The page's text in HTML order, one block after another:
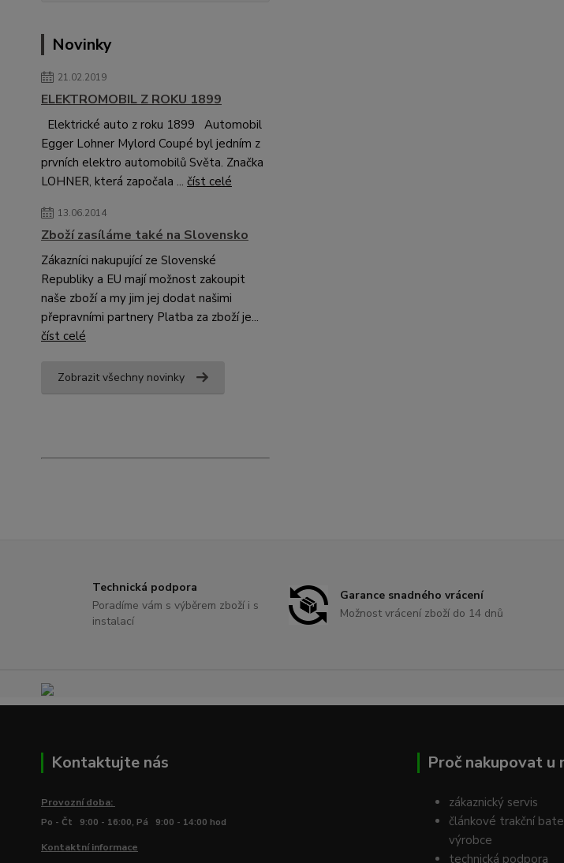
Novinky
21.02.2019
ELEKTROMOBIL Z ROKU 1899
Elektrické auto z roku 1899 Automobil
Egger Lohner Mylord Coupé byl jedním z
prvních elektro automobilů Světa. Značka
LOHNER, která započala ... číst celé
13.06.2014
Zboží zasíláme také na Slovensko
Zákazníci nakupující ze Slovenské
Republiky a EU mají možnost zakoupit
naše zboží a my jim jej dodat našimi
přepravními partnery Platba za zboží je...
číst celé
Zobrazit všechny novinky
Technická podpora
Poradíme vám s výběrem zboží i s
instalací
Garance snadného vrácení
Možnost vrácení zboží do 14 dnů
Kontaktujte nás
Provozní doba:
Po - Čt 9:00 - 16:00, Pá 9:00 - 14:00 hod
Kontaktní informace
Proč nakupovat u
zákaznický servis
článkové trakční
výrobce
technická podpora